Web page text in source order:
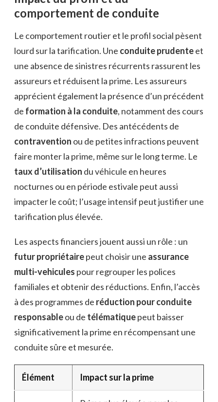
comportement de conduite
Le comportement routier et le profil social pèsent
lourd sur la tarification. Une conduite prudenteet
une absence de sinistres récurrents rassurent les
assureurs et réduisent la prime. Les assureurs
apprécient également la présence d’un précédent
de formation à la conduite, notamment des cours
de conduite défensive. Des antécédents de
contravention ou de petites infractions peuvent
faire monter la prime, même sur le long terme. Le
taux d’utilisation du véhicule en heures
nocturnes ou en période estivale peut aussi
impacter le coût; l’usage intensif peut justifier une
tarification plus élevée.
Les aspects financiers jouent aussi un rôle : un
futur propriétairepeut choisir une assurance
multi-vehicules pour regrouper les polices
familiales et obtenir des réductions. Enfin, l’accès
à des programmes de réduction pour conduite
responsableou de télématiquepeut baisser
significativement la prime en récompensant une
conduite sûre et mesurée.
Élément Impact sur la prime